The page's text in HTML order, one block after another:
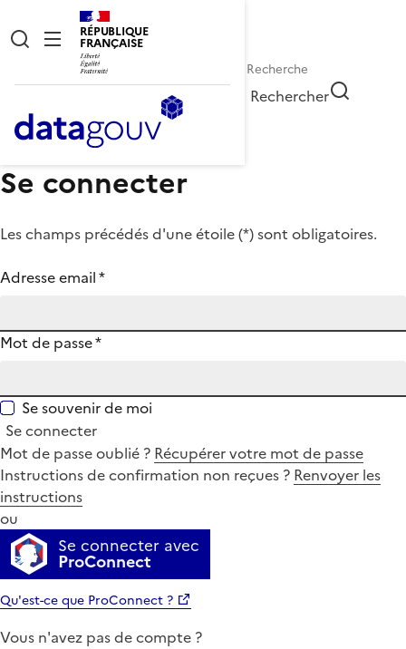
RÉPUBLIQUE
FRANÇAISE
Rechercher
Se connecter
Les champs précédés d'une étoile (*) sont obligatoires.
Adresse email*
Mot de passe*
Se souvenir de moi
Se connecter
Mot de passe oublié ? Récupérer votre mot de passe
Instructions de confirmation non reçues ? Renvoyer les
instructions
ou
Se connecter avec
ProConnect
Qu'est-ce que ProConnect ?
Vous n'avez pas de compte ?